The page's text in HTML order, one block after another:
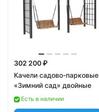
302 200 ₽
Качели садово-парковые
«Зимний сад» двойные
Есть в наличии